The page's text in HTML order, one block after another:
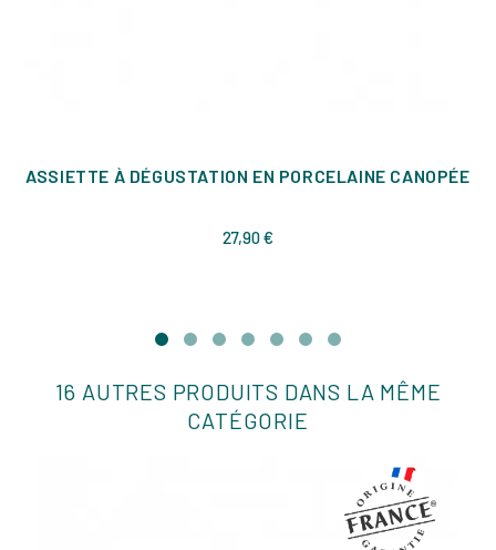
ASSIETTE À DÉGUSTATION EN PORCELAINE CANOPÉE
27,90 €
16 AUTRES PRODUITS DANS LA MÊME
CATÉGORIE